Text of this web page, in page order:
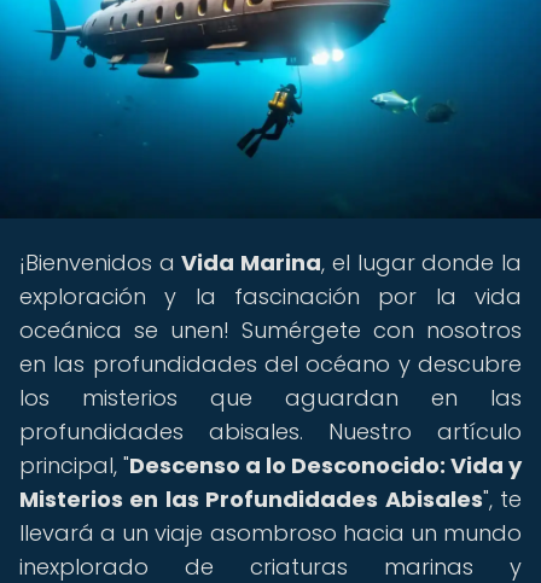
¡Bienvenidos aVida Marina, el lugar donde la
exploración y la fascinación por la vida
oceánica se unen! Sumérgete con nosotros
en las profundidades del océano y descubre
los misterios que aguardan en las
profundidades abisales. Nuestro artículo
principal, "Descenso a lo Desconocido: Vida y
Misterios en las Profundidades Abisales", te
llevará a un viaje asombroso hacia un mundo
inexplorado de criaturas marinas y